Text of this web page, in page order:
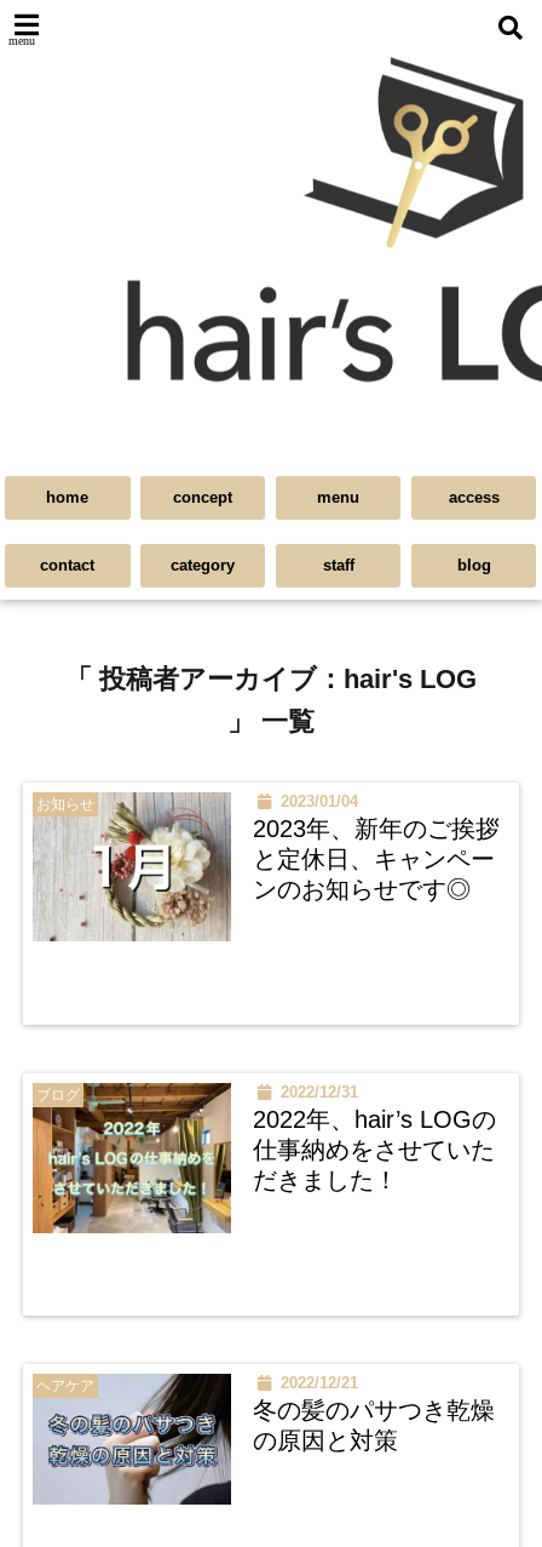
menu
home concept menu access
contact category staff blog
「 投稿者アーカイブ：hair's LOG
」 一覧
お知らせ 2023/01/04
2023年、新年のご挨拶
と定休日、キャンペー
ンのお知らせです◎
ブログ 2022/12/31
2022年、hair’s LOGの
仕事納めをさせていた
だきました！
ヘアケア 2022/12/21
冬の髪のパサつき乾燥
の原因と対策